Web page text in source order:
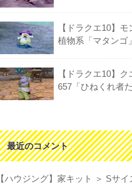
【ドラクエ10】モ
植物系「マタンゴ」
【ドラクエ10】ク
657「ひねくれ者
最近のコメント
【ハウジング】家キット ＞ Sサ